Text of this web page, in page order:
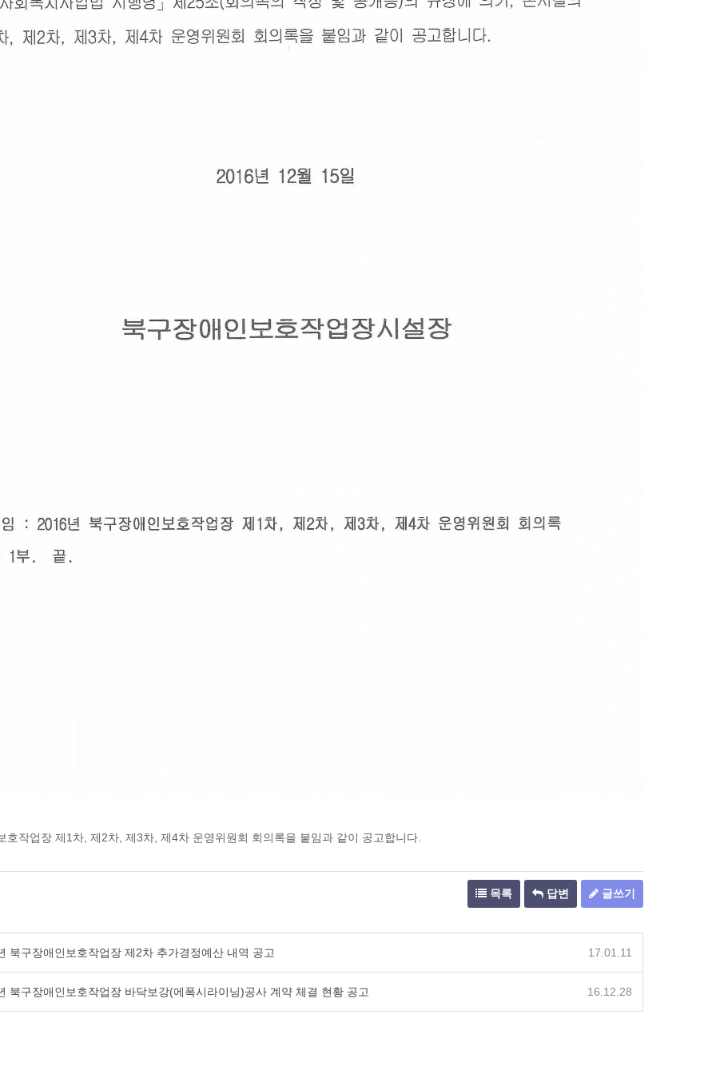
호작업장 제1차, 제2차, 제3차, 제4차 운영위원회 회의록을 붙임과 같이 공고합니다.
목록 답변 글쓰기
북구장애인보호작업장 제2차 추가경정예산 내역 공고 17.01.11
북구장애인보호작업장 바닥보강(에폭시라이닝)공사 계약 체결 현황 공고 16.12.28